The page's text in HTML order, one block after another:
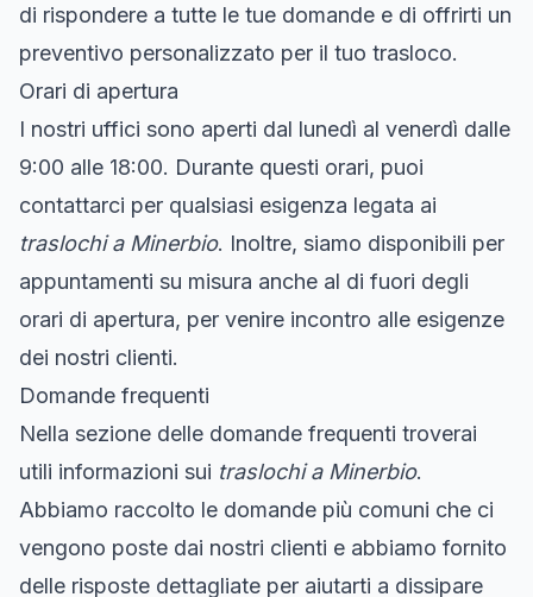
di rispondere a tutte le tue domande e di offrirti un
preventivo personalizzato per il tuo trasloco.
Orari di apertura
I nostri uffici sono aperti dal lunedì al venerdì dalle
9:00 alle 18:00. Durante questi orari, puoi
contattarci per qualsiasi esigenza legata ai
traslochi a Minerbio. Inoltre, siamo disponibili per
appuntamenti su misura anche al di fuori degli
orari di apertura, per venire incontro alle esigenze
dei nostri clienti.
Domande frequenti
Nella sezione delle domande frequenti troverai
utili informazioni sui traslochi a Minerbio.
Abbiamo raccolto le domande più comuni che ci
vengono poste dai nostri clienti e abbiamo fornito
delle risposte dettagliate per aiutarti a dissipare